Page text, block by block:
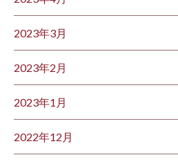
2023年3月
2023年2月
2023年1月
2022年12月